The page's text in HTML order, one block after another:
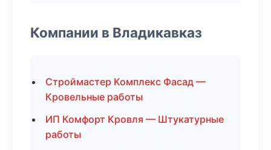
Компании в Владикавказ
Строймастер Комплекс Фасад —
Кровельные работы
ИП Комфорт Кровля — Штукатурные
работы